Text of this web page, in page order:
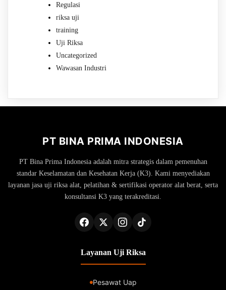
Regulasi
riksa uji
training
Uji Riksa
Uncategorized
Wawasan Industri
PT BINA PRIMA INDONESIA
PT Bina Prima Indonesia adalah mitra strategis dalam pemenuhan
standar Keselamatan dan Kesehatan Kerja (K3). Kami menyediakan
layanan jasa uji riksa alat, pelatihan & sertifikasi operator alat berat, serta
konsultansi K3 yang terakreditasi.
Layanan Uji Riksa
Pesawat Uap